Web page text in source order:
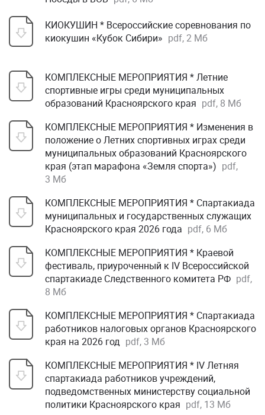
КИОКУШИН * Всероссийские соревнования по
киокушин «Кубок Сибири» pdf, 2 Мб
КОМПЛЕКСНЫЕ МЕРОПРИЯТИЯ * Летние
спортивные игры среди муниципальных
образований Красноярского края pdf, 8 Мб
КОМПЛЕКСНЫЕ МЕРОПРИЯТИЯ * Изменения в
положение о Летних спортивных играх среди
муниципальных образований Красноярского
края (этап марафона «Земля спорта») pdf,
3 Мб
КОМПЛЕКСНЫЕ МЕРОПРИЯТИЯ * Спартакиада
муниципальных и государственных служащих
Красноярского края 2026 года pdf, 6 Мб
КОМПЛЕКСНЫЕ МЕРОПРИЯТИЯ * Краевой
фестиваль, приуроченный к IV Всероссийской
спартакиаде Следственного комитета РФ pdf,
8 Мб
КОМПЛЕКСНЫЕ МЕРОПРИЯТИЯ * Спартакиада
работников налоговых органов Красноярского
края на 2026 год pdf, 3 Мб
КОМПЛЕКСНЫЕ МЕРОПРИЯТИЯ * IV Летняя
спартакиада работников учреждений,
подведомственных министерству социальной
политики Красноярского края pdf, 13 Мб